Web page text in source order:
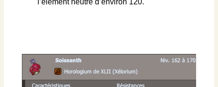
l’élément neutre d’environ 120.